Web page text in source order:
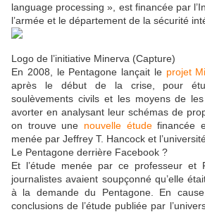
language processing », est financée par
l’armée et le département de la sécurité
Logo de l’initiative Minerva (Capture)
En 2008, le Pentagone lançait le projet
après le début de la crise, pour
soulèvements civils et les moyens de
avorter en analysant leur schémas de
on trouve une nouvelle étudefinancée
menée par Jeffrey T. Hancock et
Le Pentagone derrière Facebook ?
Et l’étude menée par ce professeur et
journalistes avaient soupçonné qu’elle
à la demande du Pentagone. En
conclusions de l’étude publiée par